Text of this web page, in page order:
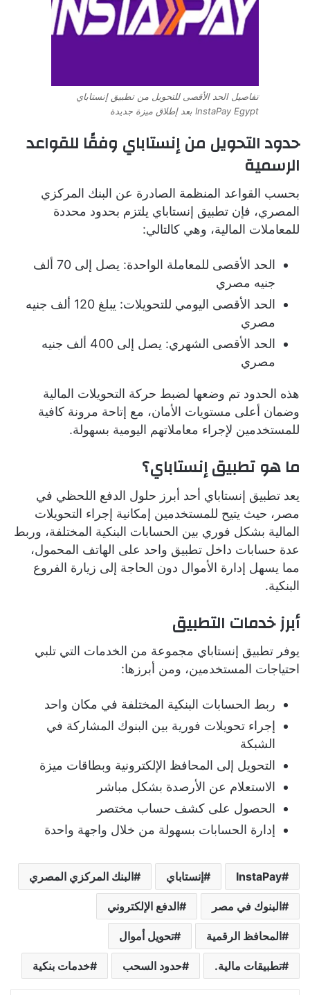
تفاصيل الحد الأقصى للتحويل من تطبيق إنستاباي
InstaPay Egypt بعد إطلاق ميزة جديدة
حدود التحويل من إنستاباي وفقًا للقواعد
الرسمية
بحسب القواعد المنظمة الصادرة عن البنك المركزي
المصري، فإن تطبيق إنستاباي يلتزم بحدود محددة
للمعاملات المالية، وهي كالتالي:
الحد الأقصى للمعاملة الواحدة: يصل إلى 70 ألف
جنيه مصري
الحد الأقصى اليومي للتحويلات: يبلغ 120 ألف جنيه
مصري
الحد الأقصى الشهري: يصل إلى 400 ألف جنيه
مصري
هذه الحدود تم وضعها لضبط حركة التحويلات المالية
وضمان أعلى مستويات الأمان، مع إتاحة مرونة كافية
للمستخدمين لإجراء معاملاتهم اليومية بسهولة.
ما هو تطبيق إنستاباي؟
يعد تطبيق إنستاباي أحد أبرز حلول الدفع اللحظي في
مصر، حيث يتيح للمستخدمين إمكانية إجراء التحويلات
المالية بشكل فوري بين الحسابات البنكية المختلفة، وربط
عدة حسابات داخل تطبيق واحد على الهاتف المحمول،
مما يسهل إدارة الأموال دون الحاجة إلى زيارة الفروع
البنكية.
أبرز خدمات التطبيق
يوفر تطبيق إنستاباي مجموعة من الخدمات التي تلبي
احتياجات المستخدمين، ومن أبرزها:
ربط الحسابات البنكية المختلفة في مكان واحد
إجراء تحويلات فورية بين البنوك المشاركة في
الشبكة
التحويل إلى المحافظ الإلكترونية وبطاقات ميزة
الاستعلام عن الأرصدة بشكل مباشر
الحصول على كشف حساب مختصر
إدارة الحسابات بسهولة من خلال واجهة واحدة
InstaPay إنستاباي البنك المركزي المصري
البنوك في مصر الدفع الإلكتروني
المحافظ الرقمية تحويل أموال
تطبيقات مالية. حدود السحب خدمات بنكية